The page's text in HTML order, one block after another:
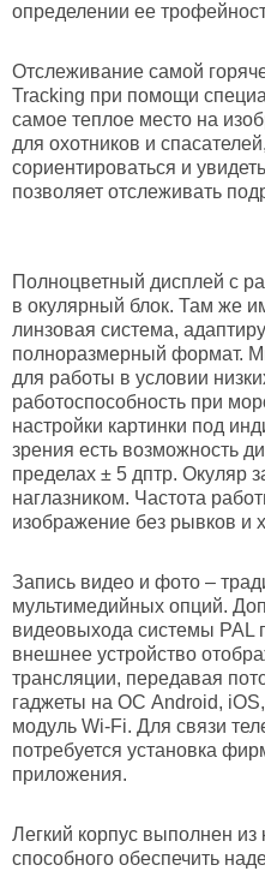
определении ее
Отслеживание самой
Tracking при помощи
самое теплое место на
для охотников и
сориентироваться и
позволяет отслеживать
Полноцветный дисплей с
в окулярный блок. Там же
линзовая система,
полноразмерный формат.
для работы в условии
работоспособность при
настройки картинки под
зрения есть возможность
пределах ± 5 дптр. Окуляр
наглазником. Частота
изображение без рывков и
Запись видео и фото –
мультимедийных опций.
видеовыхода системы PAL
внешнее устройство
трансляции, передавая
гаджеты на ОС Android,
модуль Wi-Fi. Для связи
потребуется установка
приложения.
Легкий корпус выполнен из
способного обеспечить